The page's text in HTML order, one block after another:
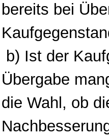
bereits bei
b) Ist der
Übergabe
die Wahl, ob